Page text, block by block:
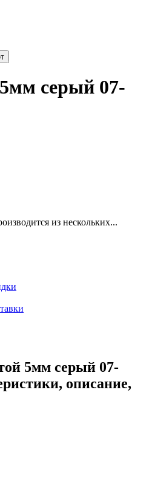
серый 07-
из нескольких...
5мм серый 07-
описание,